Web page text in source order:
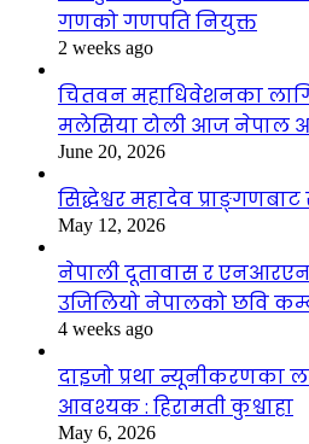
गणको गणपति नियुक्त
2 weeks ago
चितवन महाधिवेशनका
मलेसिया टोली आज नेपाल
June 20, 2026
सिद्धेश्वर महादेव
May 12, 2026
नेपाली दूतावास र
उजिलियो नेपालको छवि
4 weeks ago
दाइजो प्रथा न्यूनीकरणका
आवश्यक : हिरामती कुश्वाहा
May 6, 2026